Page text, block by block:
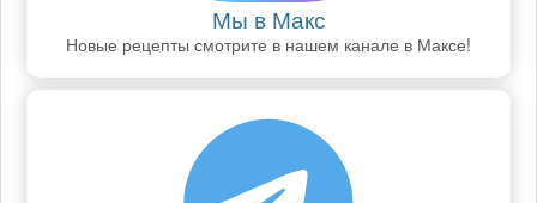
Мы в Макс
Новые рецепты смотрите в нашем канале в Максе!